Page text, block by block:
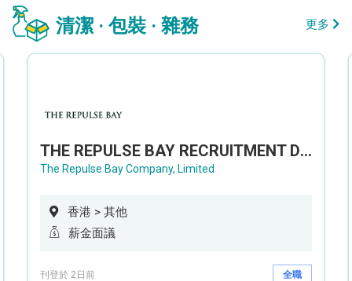
清潔 · 包裝 · 雜務 更多
THE REPULSE BAY RECRUITMENT DAY 淺水灣影灣園人才招聘會
The Repulse Bay Company, Limited
香港 > 其他
薪金面議
刊登於 2日前 全職